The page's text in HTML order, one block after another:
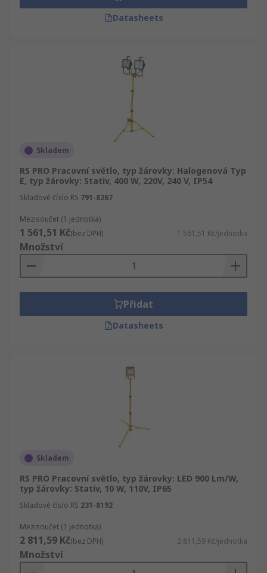
Datasheets
Skladem
RS PRO Pracovní světlo, typ žárovky: Halogenová Typ
E, typ žárovky: Stativ, 400 W, 220V, 240 V, IP54
Skladové číslo RS 791-8267
Mezisoučet (1 jednotka)
1 561,51 Kč(bez DPH) 1 561,51 Kč/jednotka
Množství
Přidat
Datasheets
Skladem
RS PRO Pracovní světlo, typ žárovky: LED 900 Lm/W,
typ žárovky: Stativ, 10 W, 110V, IP65
Skladové číslo RS 231-8192
Mezisoučet (1 jednotka)
2 811,59 Kč(bez DPH) 2 811,59 Kč/jednotka
Množství